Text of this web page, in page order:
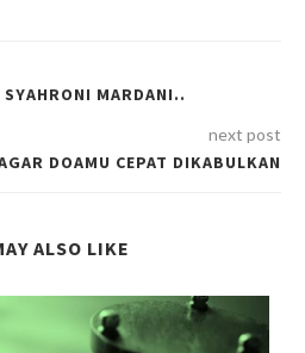
MARDANI..
next post
DOAMU CEPAT DIKABULKAN
ALSO LIKE